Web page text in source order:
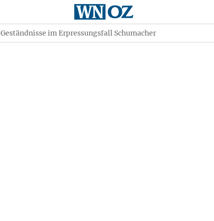
Geständnisse im Erpressungsfall Schumacher